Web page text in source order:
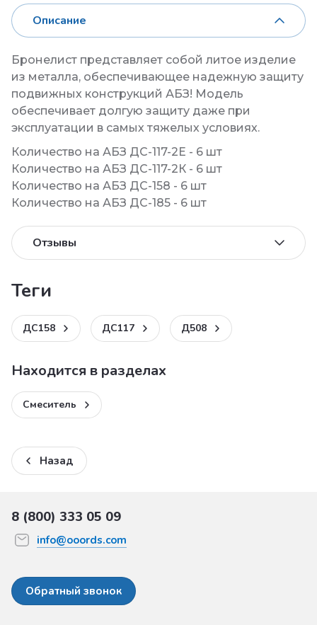
Описание
Бронелист представляет собой литое изделие
из металла, обеспечивающее надежную защиту
подвижных конструкций АБЗ! Модель
обеспечивает долгую защиту даже при
эксплуатации в самых тяжелых условиях.
Количество на АБЗ ДС-117-2Е - 6 шт
Количество на АБЗ ДС-117-2К - 6 шт
Количество на АБЗ ДС-158 - 6 шт
Количество на АБЗ ДС-185 - 6 шт
Отзывы
теги
ДС158 ДС117 Д508
Находится в разделах
Смеситель
Назад
8 (800) 333 05 09
info@ooords.com
Обратный звонок